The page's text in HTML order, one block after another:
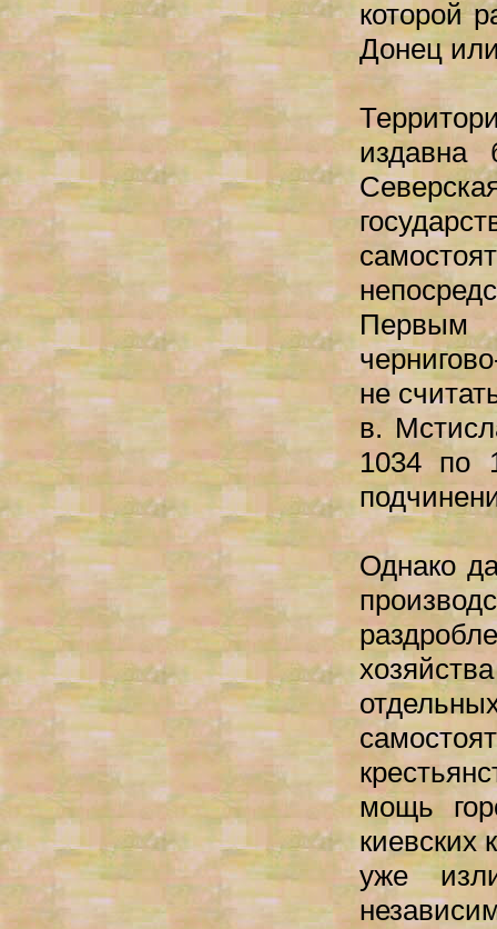
которой
Донец
издавна
Первым
не
в.
1034 по
Однако
мощь
киевских
уже